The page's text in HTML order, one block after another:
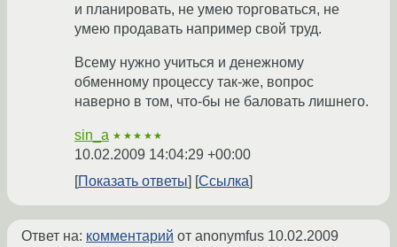
и планировать, не умею торговаться, не
умею продавать например свой труд.
Всему нужно учиться и денежному
обменному процессу так-же, вопрос
наверно в том, что-бы не баловать лишнего.
sin_a ★★★★★
10.02.2009 14:04:29 +00:00
Показать ответы
Ссылка
Ответ на: комментарий от anonymfus 10.02.2009